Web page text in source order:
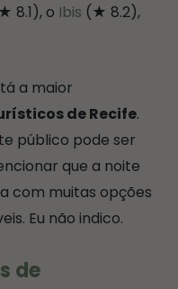
8.1), o Ibis (★ 8.2),
a maior
de Recife.
público pode ser
que a noite
com muitas opções
Eu não indico.
de